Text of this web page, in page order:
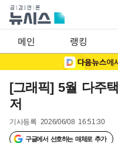
메인 랭킹
[그래픽] 5월 다주
저
기사등록 2026/06/08 16:51:30
구글에서 선호하는 매체로 추가